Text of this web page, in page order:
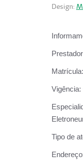
Design:
Matrícula:
Vigência:
Tipo de